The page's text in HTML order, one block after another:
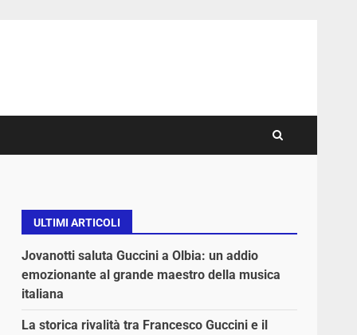
ULTIMI ARTICOLI
Jovanotti saluta Guccini a Olbia: un addio
emozionante al grande maestro della musica
italiana
La storica rivalità tra Francesco Guccini e il